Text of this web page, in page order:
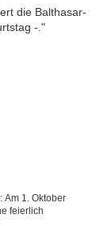
Am 1. Oktober
feierlich